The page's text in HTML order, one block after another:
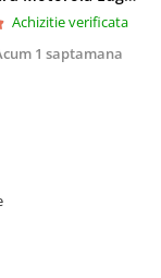
Achizitie verificata
1 saptamana